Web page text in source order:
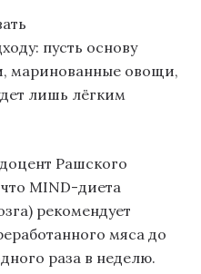
пусть основу
маринованные овощи,
лишь лёгким
Рашского
MIND-диета
рекомендует
мяса до
раза в неделю.